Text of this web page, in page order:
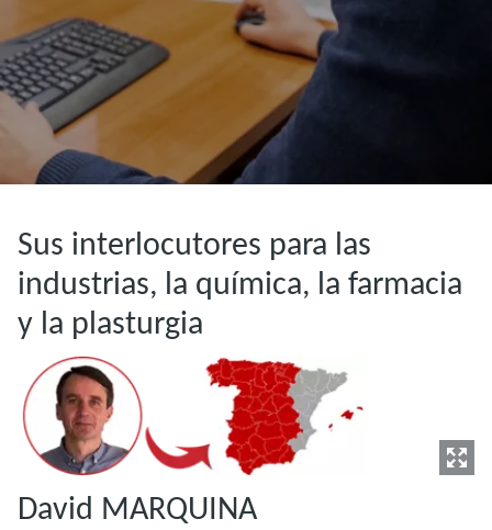
Sus interlocutores para las
industrias, la química, la farmacia
y la plasturgia
David MARQUINA